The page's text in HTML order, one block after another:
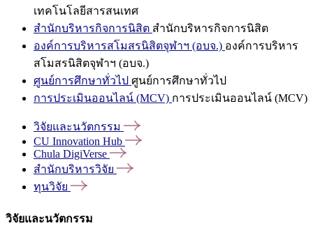
เทคโนโลยีสารสนเทศ
สำนักบริหารกิจการนิสิต สำนักบริหารกิจการนิสิต
องค์การบริหารสโมสรนิสิตจุฬาฯ (อบจ.) องค์การบริหาร
สโมสรนิสิตจุฬาฯ (อบจ.)
ศูนย์การศึกษาทั่วไป ศูนย์การศึกษาทั่วไป
การประเมินออนไลน์ (MCV) การประเมินออนไลน์ (MCV)
วิจัยและนวัตกรรม
CU Innovation Hub
Chula DigiVerse
สำนักบริหารวิจัย
ทุนวิจัย
วิจัยและนวัตกรรม